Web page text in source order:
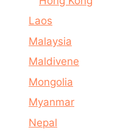
Laos
Malaysia
Maldivene
Mongolia
Myanmar
Nepal